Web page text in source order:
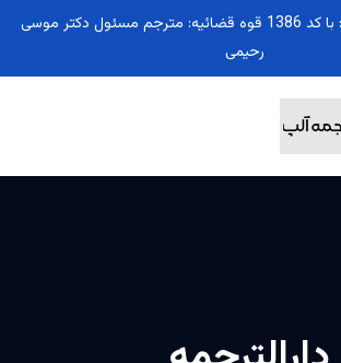
دارالترجمه رسمی آلپ: با کد 1386 قوه قضائیه: مترجم مسئول دکتر موسی
رحیمی